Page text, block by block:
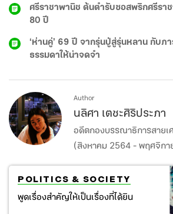
ศรีราชาพานิช ต้นตำรับซอสพริกศรีรา
80 ปี
‘ห่านคู่’ 69 ปี จากรุ่นปู่สู่รุ่นหลาน กับภ
ธรรมดาให้น่าจดจำ
Author
นลิศา เตชะศิริประภา
อดีตกองบรรณาธิการสาย
(สิงหาคม 2564 - พฤศจิก
POLITICS & SOCIETY
พูดเรื่องสำคัญให้เป็นเรื่องที่ได้ยิน